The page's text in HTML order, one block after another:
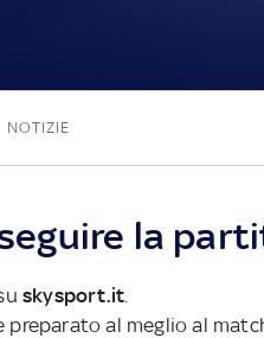
NOTIZIE
la
skysport.it
al meglio al